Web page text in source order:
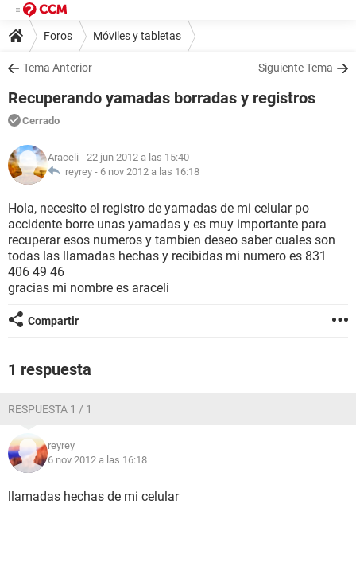
Foros Móviles y tabletas
Tema Anterior Siguiente Tema
Recuperando yamadas borradas y registros
Cerrado
Araceli - 22 jun 2012 a las 15:40
reyrey - 6 nov 2012 a las 16:18
Hola, necesito el registro de yamadas de mi celular po
accidente borre unas yamadas y es muy importante para
recuperar esos numeros y tambien deseo saber cuales son
todas las llamadas hechas y recibidas mi numero es 831
406 49 46
gracias mi nombre es araceli
Compartir
1 respuesta
RESPUESTA 1 / 1
reyrey
6 nov 2012 a las 16:18
llamadas hechas de mi celular